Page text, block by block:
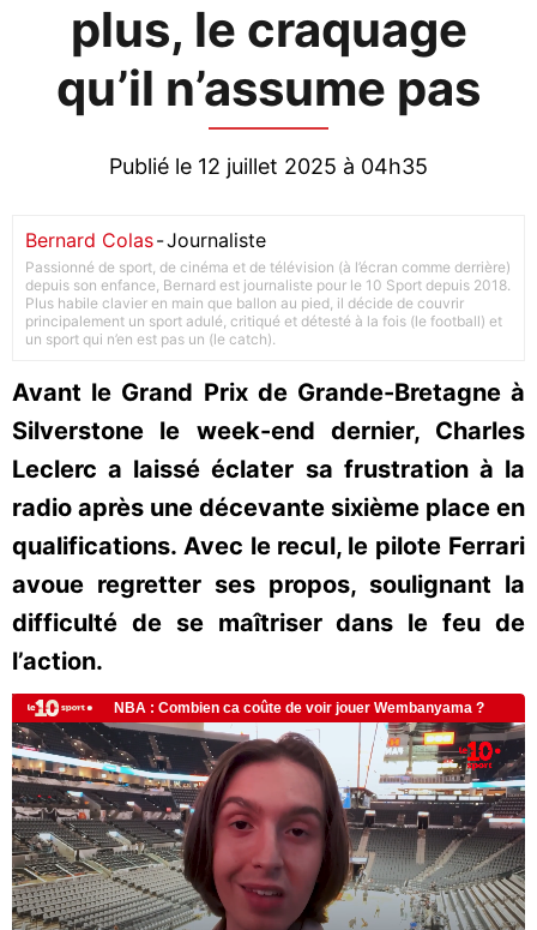
plus, le craquage
qu’il n’assume pas
Publié le 12 juillet 2025 à 04h35
Bernard Colas-Journaliste
Passionné de sport, de cinéma et de télévision (à l’écran comme derrière)
depuis son enfance, Bernard est journaliste pour le 10 Sport depuis 2018.
Plus habile clavier en main que ballon au pied, il décide de couvrir
principalement un sport adulé, critiqué et détesté à la fois (le football) et
un sport qui n’en est pas un (le catch).
Avant le Grand Prix de Grande-Bretagne à
Silverstone le week-end dernier, Charles
Leclerc a laissé éclater sa frustration à la
radio après une décevante sixième place en
qualifications. Avec le recul, le pilote Ferrari
avoue regretter ses propos, soulignant la
difficulté de se maîtriser dans le feu de
l’action.